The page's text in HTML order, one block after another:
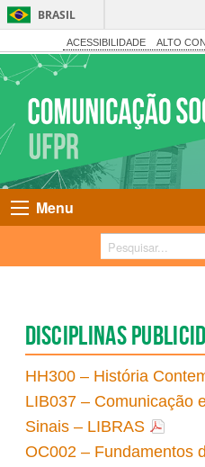
BRASIL
ACESSIBILIDADE ALTO
Menu
Disciplinas
HH300 – História
LIB037 – Comunicação
Sinais – LIBRAS
OC002 – Fundamentos